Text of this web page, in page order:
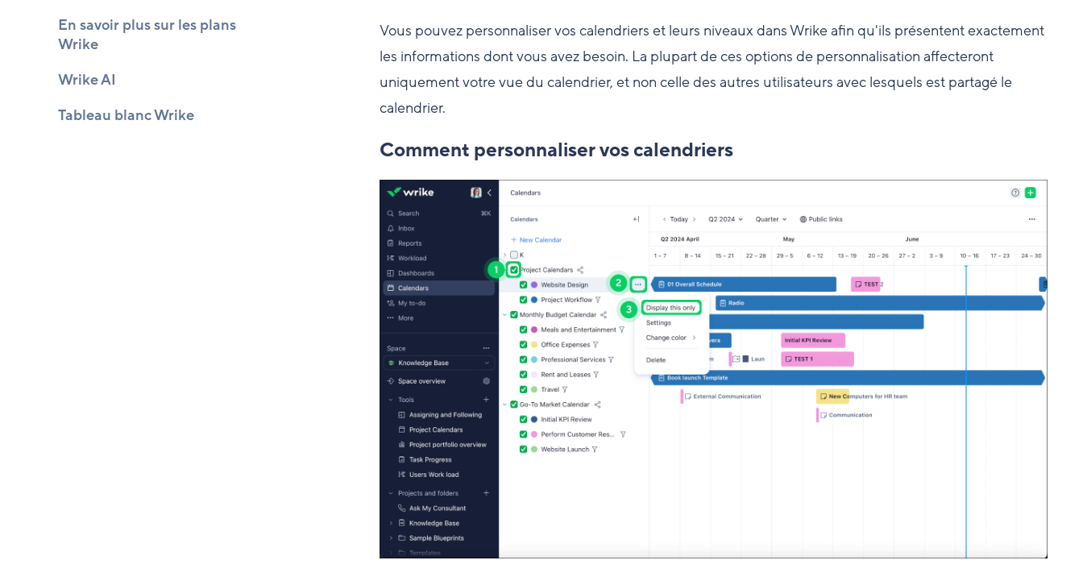
En savoir plus sur les plans
Wrike
Wrike AI
Tableau blanc Wrike
Vous pouvez personnaliser vos calendriers et leurs niveaux dans Wrike afin qu'ils présentent exactement
les informations dont vous avez besoin. La plupart de ces options de personnalisation affecteront
uniquement votre vue du calendrier, et non celle des autres utilisateurs avec lesquels est partagé le
calendrier.
Comment personnaliser vos calendriers